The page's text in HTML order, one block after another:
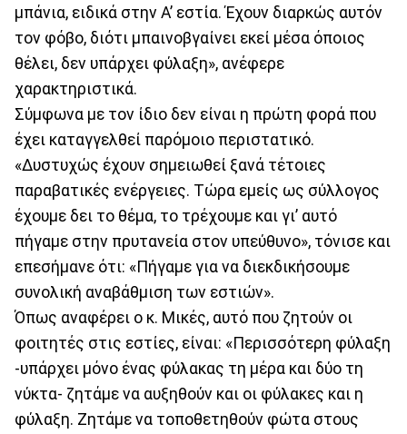
μπάνια, ειδικά στην Α’ εστία. Έχουν διαρκώς αυτόν
τον φόβο, διότι μπαινοβγαίνει εκεί μέσα όποιος
θέλει, δεν υπάρχει φύλαξη», ανέφερε
χαρακτηριστικά.
Σύμφωνα με τον ίδιο δεν είναι η πρώτη φορά που
έχει καταγγελθεί παρόμοιο περιστατικό.
«Δυστυχώς έχουν σημειωθεί ξανά τέτοιες
παραβατικές ενέργειες. Τώρα εμείς ως σύλλογος
έχουμε δει το θέμα, το τρέχουμε και γι’ αυτό
πήγαμε στην πρυτανεία στον υπεύθυνο», τόνισε και
επεσήμανε ότι: «Πήγαμε για να διεκδικήσουμε
συνολική αναβάθμιση των εστιών».
Όπως αναφέρει ο κ. Μικές, αυτό που ζητούν οι
φοιτητές στις εστίες, είναι: «Περισσότερη φύλαξη
-υπάρχει μόνο ένας φύλακας τη μέρα και δύο τη
νύκτα- ζητάμε να αυξηθούν και οι φύλακες και η
φύλαξη. Ζητάμε να τοποθετηθούν φώτα στους